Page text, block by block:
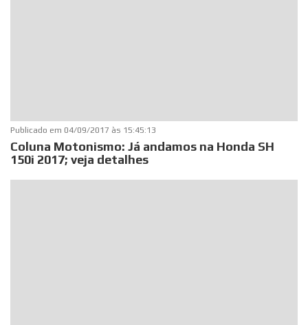
Publicado em 04/09/2017 às 15:45:13
Coluna Motonismo: Já andamos na Honda SH
150i 2017; veja detalhes